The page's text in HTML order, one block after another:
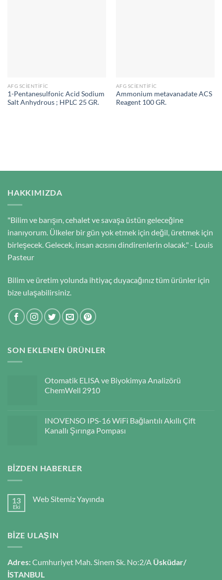
AFG SCIENTIFIC
1-Pentanesulfonic Acid Sodium
Salt Anhydrous ; HPLC 25 GR.
AFG SCIENTIFIC
Ammonium metavanadate ACS
Reagent 100 GR.
HAKKIMIZDA
"Bilim ve barışın, cehalet ve savaşa üstün geleceğine
inanıyorum. Ülkeler bir gün yok etmek için değil, üretmek için
birleşecek. Gelecek, insan acısını dindirenlerin olacak." - Louis
Pasteur
Bilim ve üretim yolunda ihtiyaç duyacağınız tüm ürünler için
bize ulaşabilirsiniz.
SON EKLENEN ÜRÜNLER
Otomatik ELISA ve Biyokimya Analizörü
ChemWell 2910
INOVENSO IPS-16 WiFi Bağlantılı Akıllı Çift
Kanallı Şırınga Pompası
BIZDEN HABERLER
13
Eki
Web Sitemiz Yayında
BIZE ULAŞIN
Adres:Cumhuriyet Mah. Sinem Sk. No:2/A Üsküdar/
İSTANBUL